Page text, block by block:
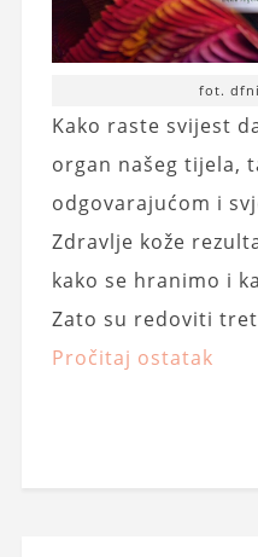
fot.
Kako raste svijest
organ našeg tijela,
odgovarajućom i
Zdravlje kože
kako se hranimo i
Zato su redoviti
Pročitaj ostatak